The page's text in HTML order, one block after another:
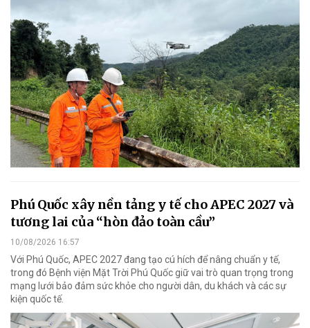
Phú Quốc xây nền tảng y tế cho APEC 2027 và
tương lai của “hòn đảo toàn cầu”
10/08/2026 16:57
Với Phú Quốc, APEC 2027 đang tạo cú hích để nâng chuẩn y tế,
trong đó Bệnh viện Mặt Trời Phú Quốc giữ vai trò quan trọng trong
mạng lưới bảo đảm sức khỏe cho người dân, du khách và các sự
kiện quốc tế.